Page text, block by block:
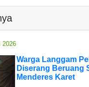
2026
Warga Langgam
Diserang Beruang
Menderes Karet